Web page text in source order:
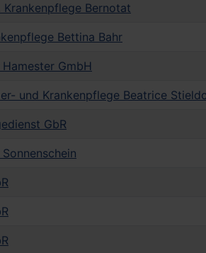
Bernotat
Bettina Bahr
GmbH
und Krankenpflege Beatrice
GbR